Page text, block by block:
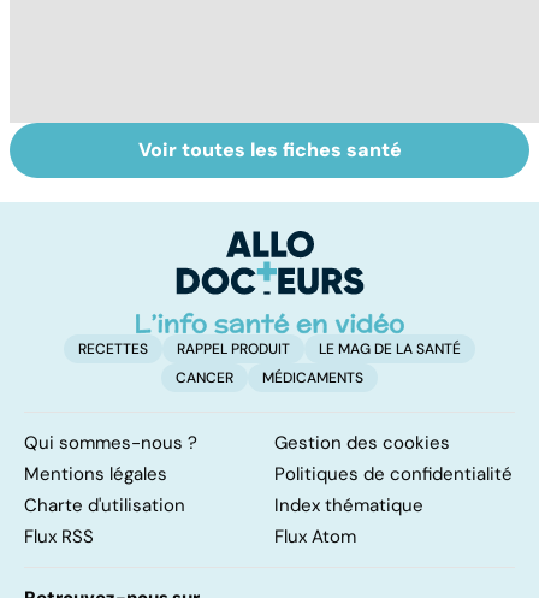
Le café : une
mine d'or pour
Les aidants
familiaux aussi
Voir toutes les fiches santé
RECETTES RAPPEL PRODUIT
LE MAG DE LA SANTÉ
CANCER
MÉDICAMENTS
Qui sommes-nous ?
Gestion des cookies
Mentions légales
Politiques de confidentialité
Charte d'utilisation
Index thématique
Flux RSS
Flux Atom